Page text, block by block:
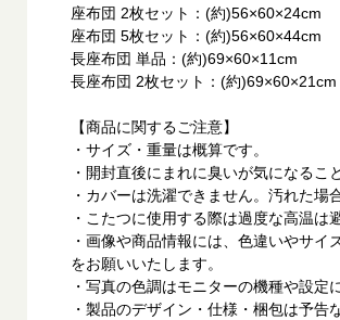
座布団 2枚セット：(約)56×60×24cm
座布団 5枚セット：(約)56×60×44cm
長座布団 単品：(約)69×60×11cm
長座布団 2枚セット：(約)69×60×21cm
【商品に関するご注意】
・サイズ・重量は概算です。
・開封直後にまれに臭いが気になる
・カバーは洗濯できません。汚れた
・こたつに使用する際は過度な高温
・画像や商品情報には、色違いやサ
をお願いいたします。
・写真の色調はモニターの機種や設
・製品のデザイン・仕様・梱包は予